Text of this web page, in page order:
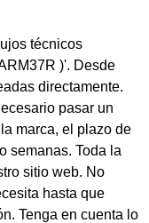
técnicos
)'. Desde
directamente.
pasar un
marca, el plazo de
semanas. Toda la
sitio web. No
hasta que
Tenga en cuenta lo